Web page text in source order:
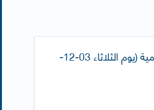
نشرة الصحافة اليومية (يوم الثلاثاء 03-12-